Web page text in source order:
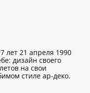
лет 21 апреля 1990
дизайн своего
на свои
стиле ар-деко.